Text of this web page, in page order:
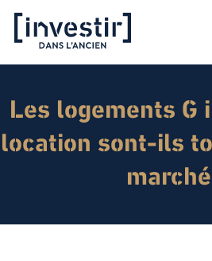
Les logements G
location sont-ils